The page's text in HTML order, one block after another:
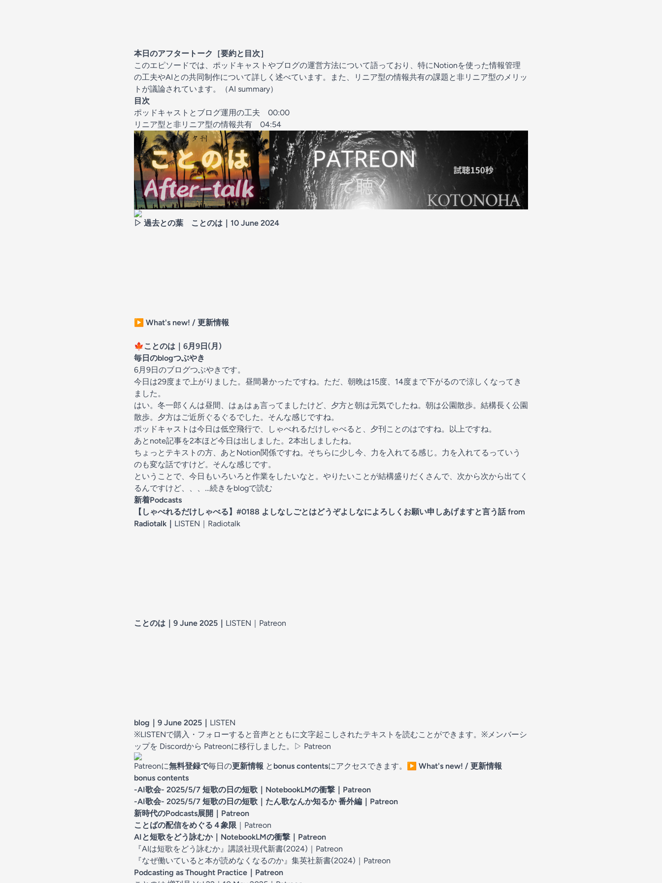
本日のアフタートーク［要約と目次］
このエピソードでは、ポッドキャストやブログの運営方法について語っており、特にNotionを使った情報管理
の工夫やAIとの共同制作について詳しく述べています。また、リニア型の情報共有の課題と非リニア型のメリッ
トが議論されています。（AI summary）
目次
ポッドキャストとブログ運用の工夫
00:00
リニア型と非リニア型の情報共有
04:54
▷ 過去との葉 ことのは｜10 June 2024
▶️ What's new! / 更新情報
🍁 ことのは｜6月9日(月)
毎日のblogつぶやき
6月9日のブログつぶやきです。
今日は29度まで上がりました。昼間暑かったですね。ただ、朝晩は15度、14度まで下がるので涼しくなってき
ました。
はい。冬一郎くんは昼間、はぁはぁ言ってましたけど、夕方と朝は元気でしたね。朝は公園散歩。結構長く公園
散歩。夕方はご近所ぐるぐるでした。そんな感じですね。
ポッドキャストは今日は低空飛行で、しゃべれるだけしゃべると、夕刊ことのはですね。以上ですね。
あとnote記事を2本ほど今日は出しました。2本出しましたね。
ちょっとテキストの方、あとNotion関係ですね。そちらに少し今、力を入れてる感じ。力を入れてるっていう
のも変な話ですけど。そんな感じです。
ということで、今日もいろいろと作業をしたいなと。やりたいことが結構盛りだくさんで、次から次から出てく
るんですけど、、、 …続きをblogで読む
新着Podcasts
【しゃべれるだけしゃべる】#0188 よしなしごとはどうぞよしなによろしくお願い申しあげますと言う話 from
Radiotalk ｜ LISTEN｜ Radiotalk
ことのは｜9 June 2025 ｜ LISTEN｜ Patreon
blog｜9 June 2025 ｜ LISTEN
※LISTENで購入・フォローすると音声とともに文字起こしされたテキストを読むことができます。※メンバーシ
ップを Discordから Patreonに移行しました。▷ Patreon
Patreonに無料登録で毎日の更新情報 と bonus contentsにアクセスできます。 ▶️ What's new! / 更新情報
bonus contents
-AI歌会- 2025/5/7 短歌の日の短歌｜NotebookLMの衝撃 ｜Patreon
-AI歌会- 2025/5/7 短歌の日の短歌｜たん歌なんか知るか 番外編 ｜Patreon
新時代のPodcasts展開 ｜Patreon
ことばの配信をめぐる４象限 ｜Patreon
AIと短歌をどう詠むか｜NotebookLMの衝撃 ｜Patreon
『AIは短歌をどう詠むか』講談社現代新書(2024) ｜Patreon
『なぜ働いていると本が読めなくなるのか』集英社新書(2024) ｜Patreon
Podcasting as Thought Practice ｜Patreon